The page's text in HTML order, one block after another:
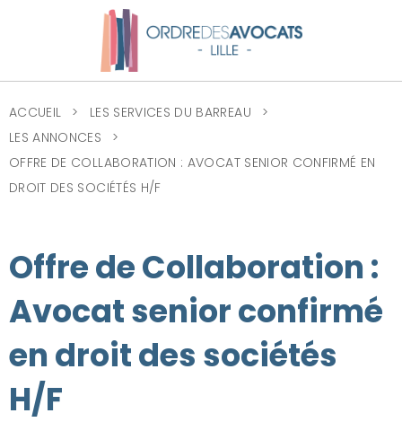
ACCUEIL
LES SERVICES DU BARREAU
LES ANNONCES
OFFRE DE COLLABORATION : AVOCAT SENIOR CONFIRMÉ EN
DROIT DES SOCIÉTÉS H/F
Offre de Collaboration :
Avocat senior confirmé
en droit des sociétés
H/F